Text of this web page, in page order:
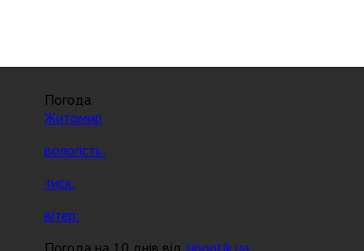
Погода
Житомир
вологість:
тиск:
вітер:
Погода на 10 днів від sinoptik.ua